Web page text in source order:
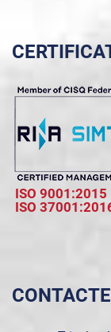
ISO 9001:2015
ISO
CONTACTE